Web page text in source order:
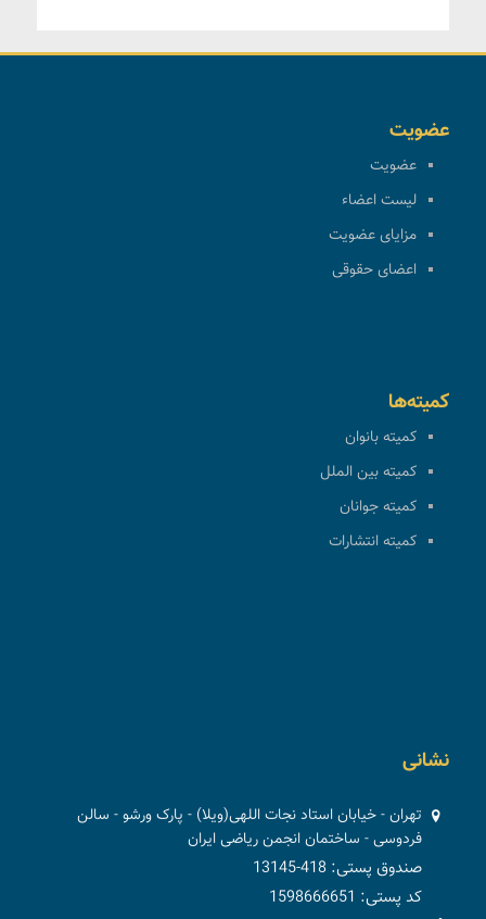
عضویت
عضویت
لیست اعضاء
مزایای عضویت
اعضای حقوقی
کمیته‌ها
کمیته بانوان
کمیته بین الملل
کمیته جوانان
کمیته انتشارات
نشانی
تهران - خیابان استاد نجات اللهی(ویلا) - پارک ورشو - سالن
فردوسی - ساختمان انجمن ریاضی ایران
صندوق پستی: 418-13145
کد پستی: 1598666651